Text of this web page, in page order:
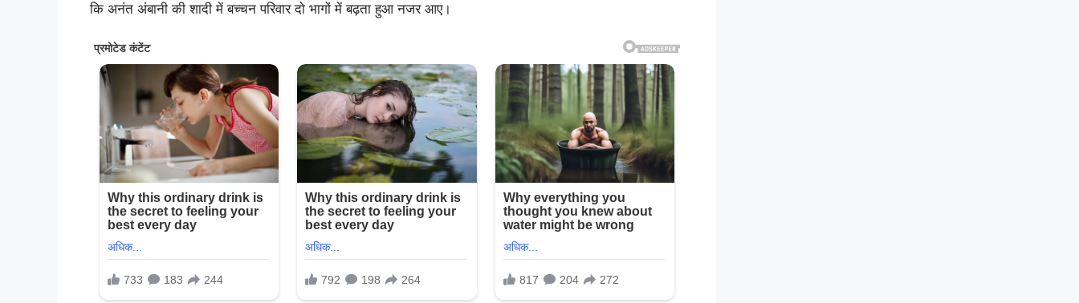
कि अनंत अंबानी की शादी में बच्चन परिवार दो भागों में बढ़ता हुआ नजर आए।